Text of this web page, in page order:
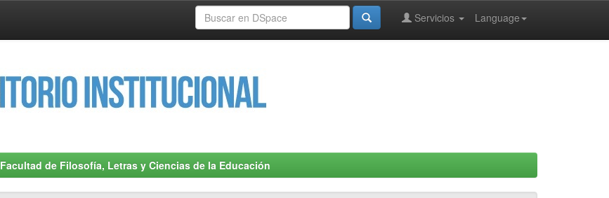
Language
Servicios
Facultad de Filosofía, Letras y Ciencias de la Educación